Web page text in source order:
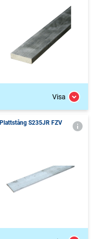
Visa
Plattstång S235JR FZV